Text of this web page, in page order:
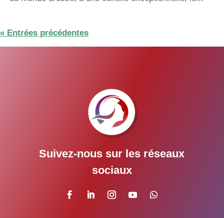
« Entrées précédentes
Suivez-nous sur les réseaux
sociaux